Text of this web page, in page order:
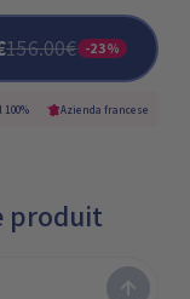
156.00€ -23%
Azienda francese
produit